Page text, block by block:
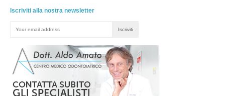
Iscriviti alla nostra newsletter